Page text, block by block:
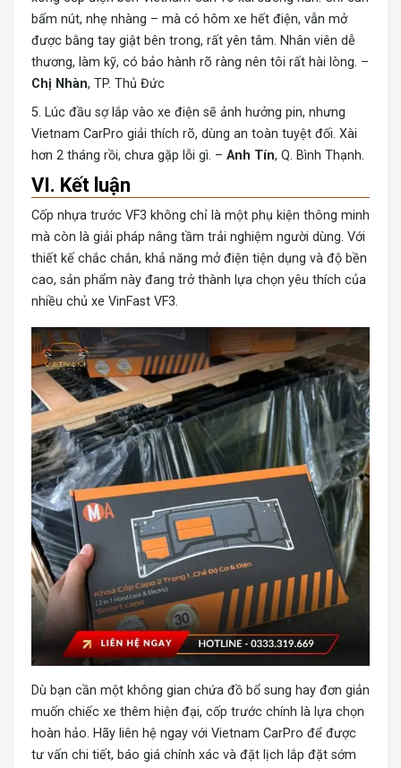
bấm nút, nhẹ nhàng – mà có hôm xe hết điện, vẫn mở
được bằng tay giật bên trong, rất yên tâm. Nhân viên dễ
thương, làm kỹ, có bảo hành rõ ràng nên tôi rất hài lòng. –
Chị Nhàn, TP. Thủ Đức
5. Lúc đầu sợ lắp vào xe điện sẽ ảnh hưởng pin, nhưng
Vietnam CarPro giải thích rõ, dùng an toàn tuyệt đối. Xài
hơn 2 tháng rồi, chưa gặp lỗi gì. – Anh Tín, Q. Bình Thạnh.
VI. Kết luận
Cốp nhựa trước VF3 không chỉ là một phụ kiện thông minh
mà còn là giải pháp nâng tầm trải nghiệm người dùng. Với
thiết kế chắc chắn, khả năng mở điện tiện dụng và độ bền
cao, sản phẩm này đang trở thành lựa chọn yêu thích của
nhiều chủ xe VinFast VF3.
Dù bạn cần một không gian chứa đồ bổ sung hay đơn giản
muốn chiếc xe thêm hiện đại, cốp trước chính là lựa chọn
hoàn hảo. Hãy liên hệ ngay với Vietnam CarPro để được
tư vấn chi tiết, báo giá chính xác và đặt lịch lắp đặt sớm